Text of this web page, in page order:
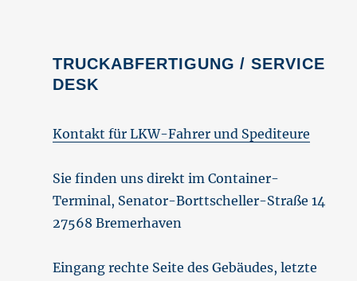
TRUCKABFERTIGUNG / SERVICE
DESK
Kontakt für LKW-Fahrer und Spediteure
Sie finden uns direkt im Container-
Terminal, Senator-Borttscheller-Straße 14
27568 Bremerhaven
Eingang rechte Seite des Gebäudes, letzte